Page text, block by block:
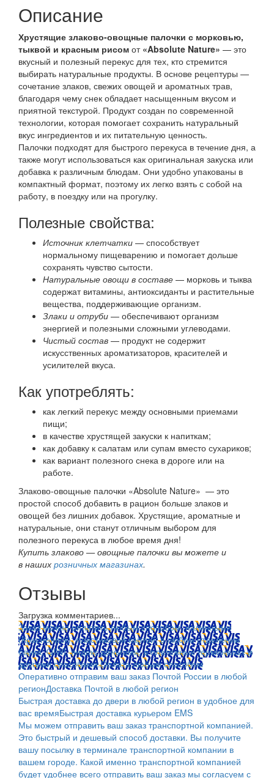
Описание
Хрустящие злаково-овощные палочки с морковью,
тыквой и красным рисом от«Absolute Nature» — это
вкусный и полезный перекус для тех, кто стремится
выбирать натуральные продукты. В основе рецептуры —
сочетание злаков, свежих овощей и ароматных трав,
благодаря чему снек обладает насыщенным вкусом и
приятной текстурой. Продукт создан по современной
технологии, которая помогает сохранить натуральный
вкус ингредиентов и их питательную ценность.
Палочки подходят для быстрого перекуса в течение дня, а
также могут использоваться как оригинальная закуска или
добавка к различным блюдам. Они удобно упакованы в
компактный формат, поэтому их легко взять с собой на
работу, в поездку или на прогулку.
Полезные свойства:
Источник клетчатки — способствует
нормальному пищеварению и помогает дольше
сохранять чувство сытости.
Натуральные овощи в составе — морковь и тыква
содержат витамины, антиоксиданты и растительные
вещества, поддерживающие организм.
Злаки и отруби — обеспечивают организм
энергией и полезными сложными углеводами.
Чистый состав — продукт не содержит
искусственных ароматизаторов, красителей и
усилителей вкуса.
Как употреблять:
как легкий перекус между основными приемами
пищи;
в качестве хрустящей закуски к напиткам;
как добавку к салатам или супам вместо сухариков;
как вариант полезного снека в дороге или на
работе.
Злаково-овощные палочки «Absolute Nature» — это
простой способ добавить в рацион больше злаков и
овощей без лишних добавок. Хрустящие, ароматные и
натуральные, они станут отличным выбором для
полезного перекуса в любое время дня!
Купить злаково —овощные палочки вы можете и
в наших розничных магазинах.
Отзывы
Загрузка комментариев...
Заказ можно оплатить любым способом: наличными
(Красноярск); пластиковой картой; в любом отделении
банка; QIWI, яндекс.деньгами; в платежных терминалах и
другими способами.Оплата любым способом
Оперативно отправим ваш заказ Почтой России в любой
регионДоставка Почтой в любой регион
Быстрая доставка до двери в любой регион в удобное для
вас времяБыстрая доставка курьером EMS
Мы можем отправить ваш заказ транспортной компанией.
Это быстрый и дешевый способ доставки. Вы получите
вашу посылку в терминале транспортной компании в
вашем городе. Какой именно транспортной компанией
будет удобнее всего отправить ваш заказ мы согласуем с